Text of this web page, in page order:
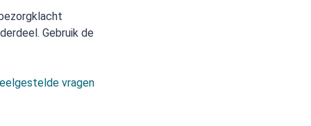
Gebruik de
vragen